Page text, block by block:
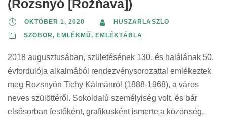
(Rozsnyó [Rožňava])
OKTÓBER 1, 2020
HUSZARLASZLO
SZOBOR, EMLÉKMŰ, EMLÉKTÁBLA
2018 augusztusában, születésének 130. és halálának 50.
évfordulója alkalmából rendezvénysorozattal emlékeztek
meg Rozsnyón Tichy Kálmánról (1888-1968), a város
neves szülöttéről. Sokoldalú személyiség volt, és bár
elsősorban festőként, grafikusként ismerte a közönség,